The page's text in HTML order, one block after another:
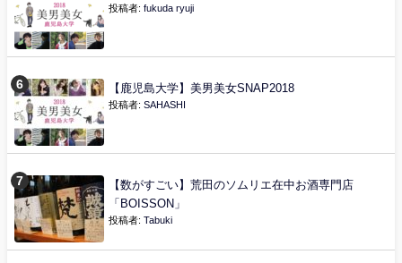
投稿者: fukuda ryuji
【鹿児島大学】美男美女SNAP2018
投稿者: SAHASHI
【数がすごい】荒田のソムリエ在中お酒専門店
「BOISSON」
投稿者: Tabuki